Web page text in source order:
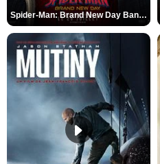
Spider-Man: Brand New Day Bande-annonce VO STFR